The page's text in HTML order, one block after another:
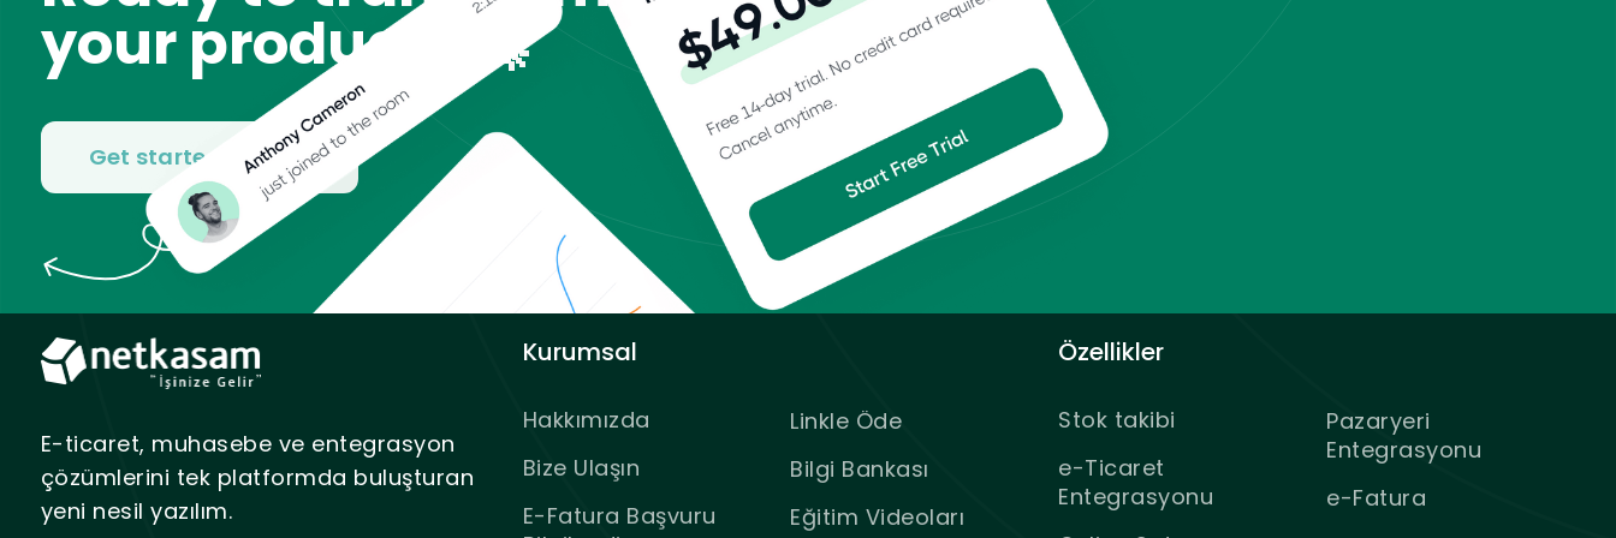
your product? 🚀
Get started for free
E-ticaret, muhasebe ve entegrasyon
çözümlerini tek platformda buluşturan
yeni nesil yazılım.
Kurumsal
Hakkımızda
Bize Ulaşın
E-Fatura Başvuru
Linkle Öde
Bilgi Bankası
Eğitim Videoları
Özellikler
Stok takibi
e-Ticaret
Entegrasyonu
Pazaryeri
Entegrasyonu
e-Fatura